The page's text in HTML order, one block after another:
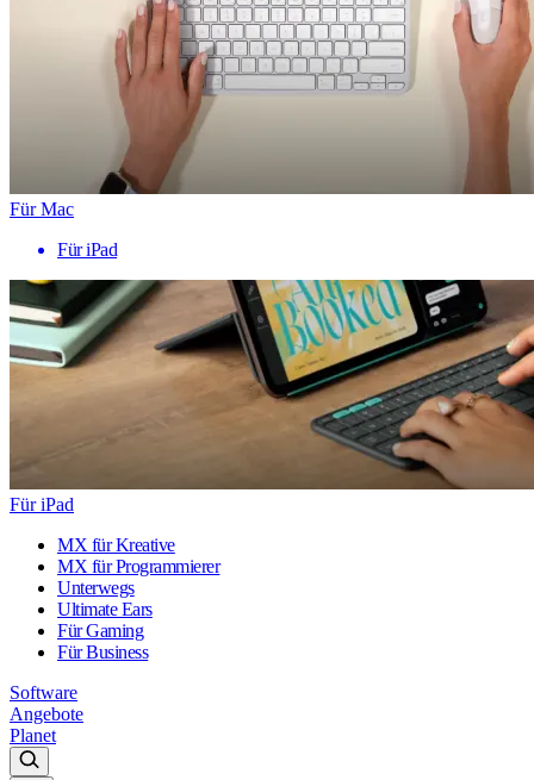
Für Mac
Für iPad
Für iPad
MX für Kreative
MX für Programmierer
Unterwegs
Ultimate Ears
Für Gaming
Für Business
Software
Angebote
Planet